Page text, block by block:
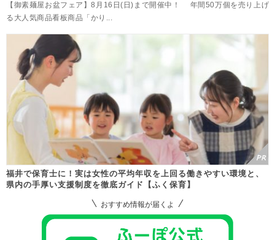
【御素麺屋お盆フェア】8月16日(日)まで開催中！ 年間50万個を売り上げ
る大人気商品看板商品「かり...
福井で保育士に！実は女性の平均年収を上回る働きやすい環境と、
県内の手厚い支援制度を徹底ガイド【ふく保育】
おすすめ情報が届くよ